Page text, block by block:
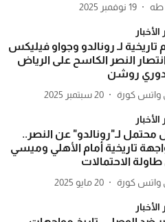
طه 19 نوفمبر 2025
الأخبار
تاريخية لـ رونالدو وجواو فيليكس
النصر الكاسح على الرياض
روشن
واتس كورة 20 سبتمبر 2025
الأخبار
محتمل لـ"رونالدو" عن النصر..
تاريخية أمام الأهلي وميسي
الاحتمالات
واتس كورة 20 مايو 2025
الأخبار